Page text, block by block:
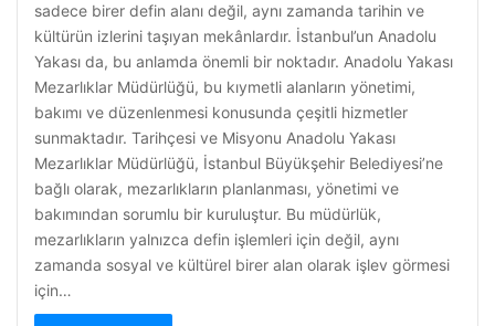
sadece birer defin alanı değil, aynı zamanda tarihin ve
kültürün izlerini taşıyan mekânlardır. İstanbul’un Anadolu
Yakası da, bu anlamda önemli bir noktadır. Anadolu Yakası
Mezarlıklar Müdürlüğü, bu kıymetli alanların yönetimi,
bakımı ve düzenlenmesi konusunda çeşitli hizmetler
sunmaktadır. Tarihçesi ve Misyonu Anadolu Yakası
Mezarlıklar Müdürlüğü, İstanbul Büyükşehir Belediyesi’ne
bağlı olarak, mezarlıkların planlanması, yönetimi ve
bakımından sorumlu bir kuruluştur. Bu müdürlük,
mezarlıkların yalnızca defin işlemleri için değil, aynı
zamanda sosyal ve kültürel birer alan olarak işlev görmesi
için…